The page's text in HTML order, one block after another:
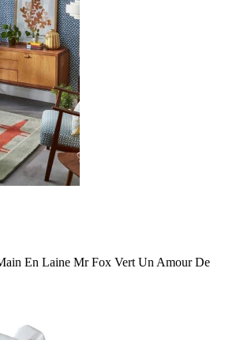
En Laine Mr Fox Vert Un Amour De